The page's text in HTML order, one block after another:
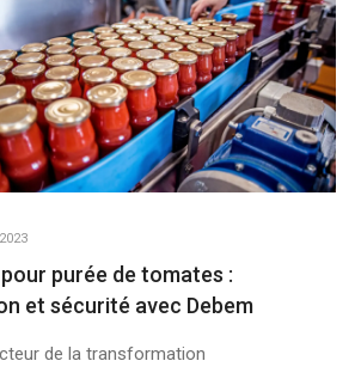
purée de tomates :
et sécurité avec Debem
de la transformation